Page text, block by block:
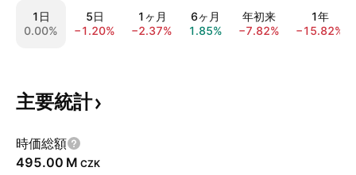
1日
0.00%
5日
−1.20%
1ヶ月
−2.37%
6ヶ月
1.85%
年初来
−7.82%
1年
−15.82%
主要統計
時価総額
‪495.00 M‬ CZK